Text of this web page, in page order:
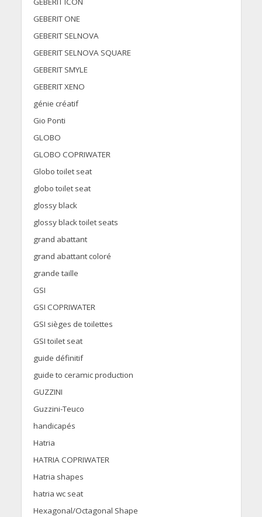
GEBERIT ONE
GEBERIT SELNOVA
GEBERIT SELNOVA SQUARE
GEBERIT SMYLE
GEBERIT XENO
génie créatif
Gio Ponti
GLOBO
GLOBO COPRIWATER
Globo toilet seat
globo toilet seat
glossy black
glossy black toilet seats
grand abattant
grand abattant coloré
grande taille
GSI
GSI COPRIWATER
GSI sièges de toilettes
GSI toilet seat
guide définitif
guide to ceramic production
GUZZINI
Guzzini-Teuco
handicapés
Hatria
HATRIA COPRIWATER
Hatria shapes
hatria wc seat
Hexagonal/Octagonal Shape